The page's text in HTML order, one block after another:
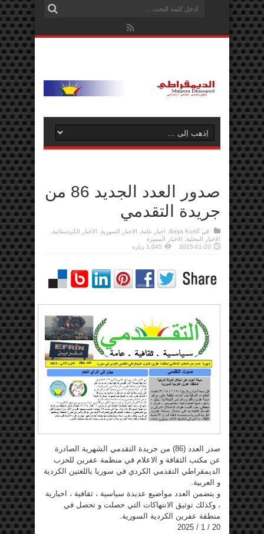
صدور العدد الجديد 86 من
جريدة التقدمي
في Beşa Kurdî اخبار عامة الاخبار السورية الاخبار الكردستانية
الاخبار المحلية
الاخبار المميزة
2025-01-20
1,045 زيارة
صدر العدد (86) من جريدة التقدمي الشهرية الصادرة
عن مكتب الثقافة و الاعلام في منظمة عفرين للحزب
الديمقراطي التقدمي الكردي في سوريا باللغتين الكردية
و العربية.
و يتضمن العدد مواضيع عديدة سياسية ، ثقافية ، اخبارية
، وكذلك توثيق الانتهاكات التي حصلت و تحصل في
منطقة عفرين الكردية السورية.
20 / 1 / 2025